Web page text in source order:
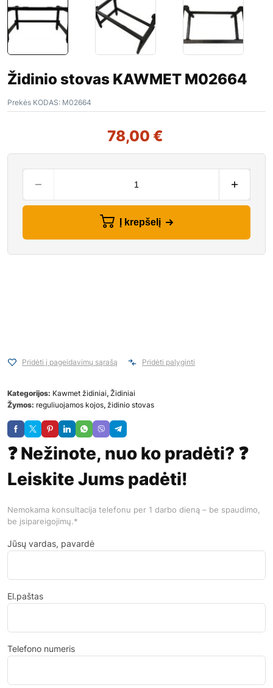
Židinio stovas KAWMET M02664
Prekės KODAS: M02664
78,00 €
Į krepšelį
Pridėti į pageidavimų sąrašą Pridėti palyginti
Kategorijos: Kawmet židiniai, Židiniai
Žymos: reguliuojamos kojos, židinio stovas
❓ Nežinote, nuo ko pradėti? ❓
Leiskite Jums padėti!
Nemokama konsultacija telefonu per 1 darbo dieną – be spaudimo,
be įsipareigojimų.*
Jūsų vardas, pavardė
El.paštas
Telefono numeris